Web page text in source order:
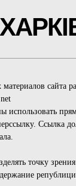
сайта
Ссылка
точку